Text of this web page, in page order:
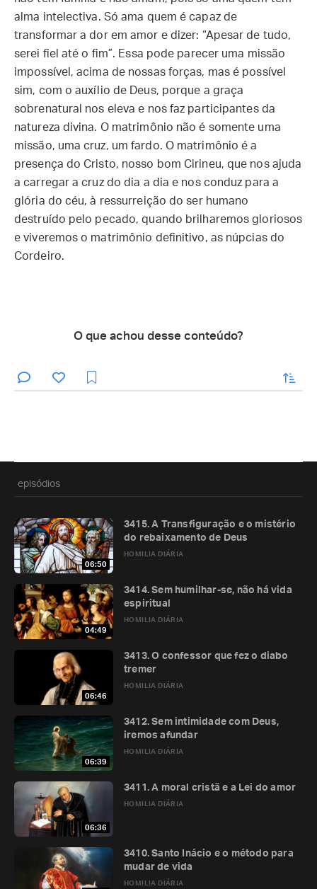
alma intelectiva. Só ama quem é capaz de
transformar a dor em amor e dizer: “Apesar de tudo,
serei fiel até o fim”. Essa pode parecer uma missão
impossível, acima de nossas forças, mas é possível
sim, com o auxílio de Deus, porque a graça
sobrenatural nos eleva e nos faz participantes da
natureza divina. O matrimônio não é somente uma
missão, uma cruz, um fardo. O matrimônio é a
presença do Cristo, nosso bom Cirineu, que nos ajuda
a carregar a cruz do dia a dia e nos conduz para a
glória do céu, à ressurreição do ser humano
destruído pelo pecado, quando brilharemos gloriosos
e viveremos o matrimônio definitivo, as núpcias do
Cordeiro.
O que achou desse conteúdo?
enviar
episódios
06:50
HOMILIA DIÁRIA
3415. A Transfiguração e o mistério
do rebaixamento de Deus
04:49
HOMILIA DIÁRIA
3414. Sem humilhar-se, não há vida
espiritual
06:46
HOMILIA DIÁRIA
3413. O confessor que fez o diabo
tremer
06:39
HOMILIA DIÁRIA
3412. Sem intimidade com Deus,
iremos afundar
06:36
HOMILIA DIÁRIA
3411. A moral cristã e a Lei do amor
HOMILIA DIÁRIA
3410. Santo Inácio e o método para
mudar de vida